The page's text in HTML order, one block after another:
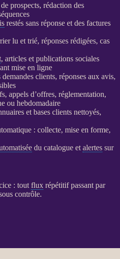
prospects, rédaction des
restés sans réponse et des factures
lu et trié, réponses rédigées, cas
, articles et publications sociales
mise en ligne
clients, réponses aux avis,
appels d’offres, réglementation,
ou hebdomadaire
et bases clients nettoyés,
: collecte, mise en forme,
du catalogueet alertessur
: tout fluxrépétitif passant par
contrôle.